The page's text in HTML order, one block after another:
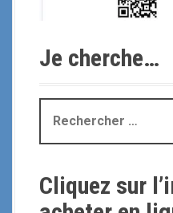
Je cherche…
c
e
Cliquez sur